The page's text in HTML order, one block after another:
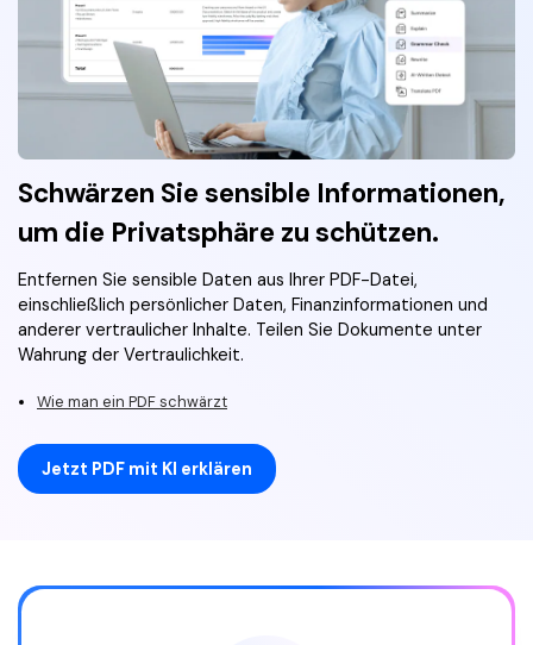
Schwärzen Sie sensible Informationen,
um die Privatsphäre zu schützen.
Entfernen Sie sensible Daten aus Ihrer PDF-Datei,
einschließlich persönlicher Daten, Finanzinformationen und
anderer vertraulicher Inhalte. Teilen Sie Dokumente unter
Wahrung der Vertraulichkeit.
Wie man ein PDF schwärzt
Jetzt PDF mit KI erklären